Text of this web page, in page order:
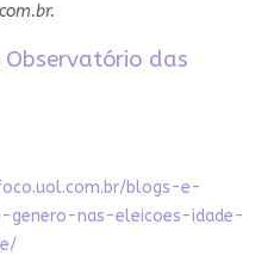
das
blogs-e-
genero-nas-eleicoes-idade-